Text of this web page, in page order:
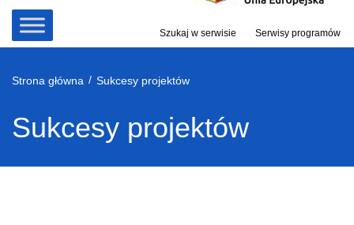
Szukaj w serwisie Serwisy programów
Strona główna / Sukcesy projektów
Sukcesy projektów